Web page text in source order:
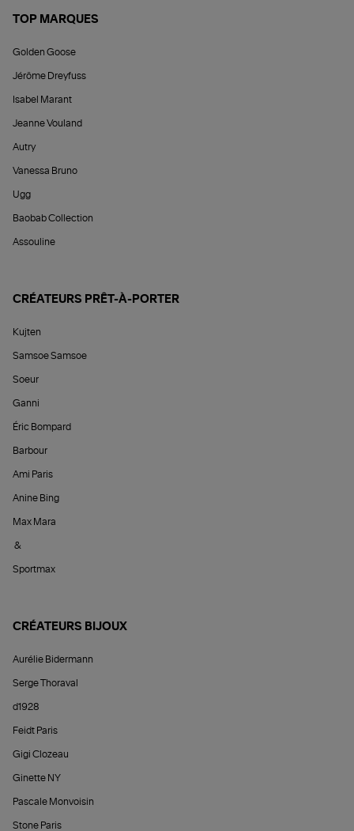
TOP MARQUES
Golden Goose
Jérôme Dreyfuss
Isabel Marant
Jeanne Vouland
Autry
Vanessa Bruno
Ugg
Baobab Collection
Assouline
CRÉATEURS PRÊT-À-PORTER
Kujten
Samsoe Samsoe
Soeur
Ganni
Éric Bompard
Barbour
Ami Paris
Anine Bing
Max Mara
&
Sportmax
CRÉATEURS BIJOUX
Aurélie Bidermann
Serge Thoraval
d1928
Feidt Paris
Gigi Clozeau
Ginette NY
Pascale Monvoisin
Stone Paris